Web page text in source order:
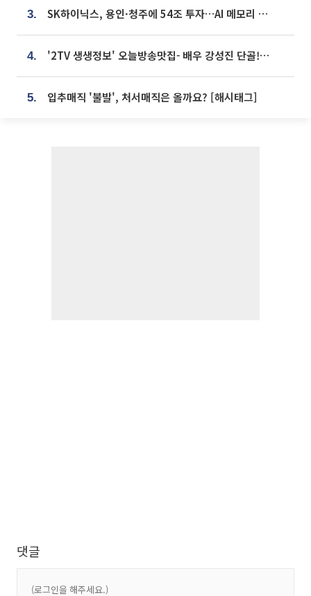
3. SK하이닉스, 용인·청주에 54조 투자…AI 메모리 생산기지 키운다
4. '2TV 생생정보' 오늘방송맛집- 배우 강성진 단골! 쌀국수ㆍ푸팟퐁 커리 맛집 '블○○○'
5. 입추매직 '불발', 처서매직은 올까요? [해시태그]
댓글